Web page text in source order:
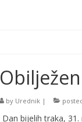
by Urednik|
Dan bijelih traka,